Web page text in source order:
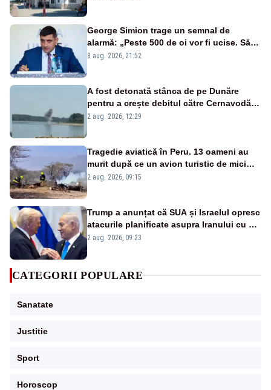
George Simion trage un semnal de
alarmă: „Peste 500 de oi vor fi ucise. Să
vedem dacă ciobanii vor fi despăgubiți”
8 aug. 2026, 21:52
A fost detonată stânca de pe Dunăre
pentru a crește debitul către Cernavodă –
VIDEO
2 aug. 2026, 12:29
Tragedie aviatică în Peru. 13 oameni au
murit după ce un avion turistic de mici
dimensiuni s-a prăbușit – VIDEO
2 aug. 2026, 09:15
Trump a anunțat că SUA și Israelul opresc
atacurile planificate asupra Iranului cu o
singură condiție
2 aug. 2026, 09:23
CATEGORII POPULARE
Sanatate
Justitie
Sport
Horoscop